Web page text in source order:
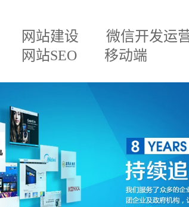
网站建设
微信开发运
网站SEO
移动端
微信小程序
百度排名专家
微信分销
三级分销直销系统
关于我们
企业文化
招贤纳士
联系我们